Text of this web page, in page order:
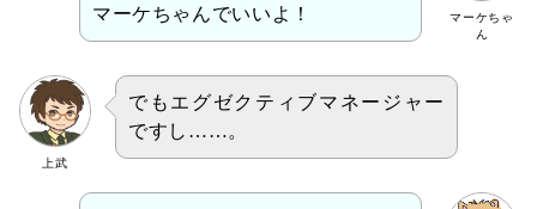
マーケちゃ
ん
マーケちゃんでいいよ！
上武
でもエグゼクティブマネージャー
ですし……。